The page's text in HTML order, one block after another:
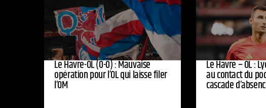
Le Havre-OL (0-0) : Mauvaise
opération pour l’OL qui laisse filer
l’OM
Le Havre – OL :
au contact du
cascade